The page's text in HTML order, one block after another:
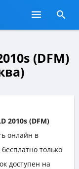
(DFM)
2010s (DFM)
онлайн в
только
доступен на